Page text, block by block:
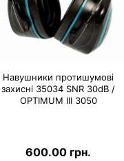
Навушники протишумові
захисні 35034 SNR 30dB /
OPTIMUM III 3050
600.00 грн.